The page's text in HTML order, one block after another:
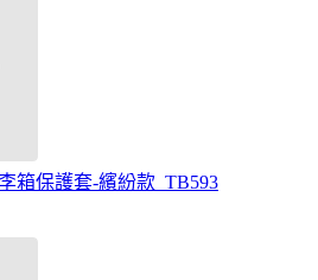
箱保護套-繽紛款_TB593